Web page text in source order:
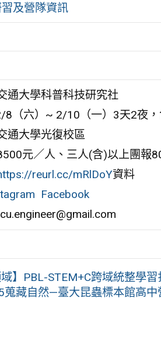
及營隊資訊
通大學科普科技研究社
8（六）~ 2/10（一）3天2夜，
通大學光復校區
元／人、三人(含)以上團報
reurl.cc/mRlDoY資料
Facebook
域】PBL-STEM+C跨域統整學
蒐藏自然—臺大昆蟲標本館高中